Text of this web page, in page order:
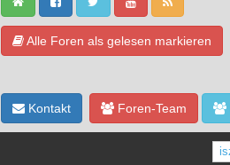
Alle Foren als gelesen markieren
Kontakt Foren-Team